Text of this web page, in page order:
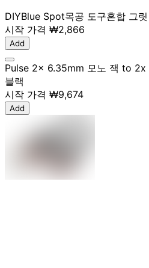
DIYBlue Spot목공 도구혼합 그릿
시작 가격 ₩2,866
Add
Pulse 2x 6.35mm 모노 잭 to 2x
블랙
시작 가격 ₩9,674
Add